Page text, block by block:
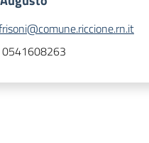
0541608263